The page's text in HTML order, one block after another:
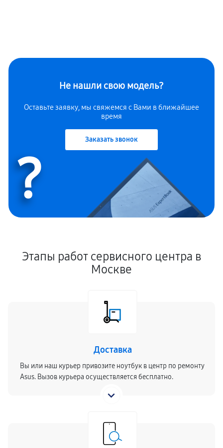
Не нашли свою модель?
Оставьте заявку, мы свяжемся с Вами в ближайшее
время
Заказать звонок
?
Этапы работ сервисного центра в
Москве
Доставка
Вы или наш курьер привозите ноутбук в центр по ремонту
Asus. Вызов курьера осуществляется бесплатно.